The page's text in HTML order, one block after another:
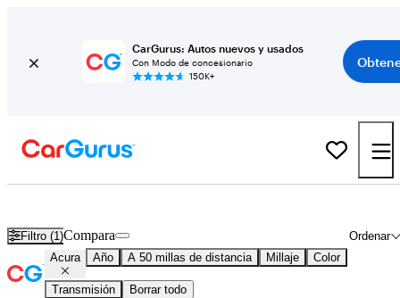
CarGurus: Autos nuevos y usados
Con Modo de concesionario
150K+
Filtro (1) Ordenar
Compara
Acura Año A 50 millas de distancia Millaje Color
Transmisión Borrar todo